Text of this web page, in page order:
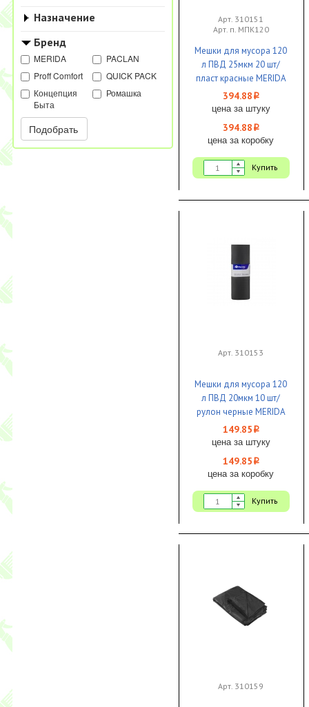
Назначение
Бренд
MERIDA
PACLAN
Proff Comfort
QUICK PACK
Концепция
Быта
Ромашка
Подобрать
Арт. 310151
Арт. п. МПК120
Мешки для мусора 120
л ПВД 25мкм 20 шт/
пласт красные MERIDA
ПРЕМИУМ 1/1
394.88 i
цена за штуку
394.88 i
цена за коробку
Купить
Арт. 310153
Мешки для мусора 120
л ПВД 20мкм 10 шт/
рулон черные MERIDA
СТАНДАРТ 1/30
149.85 i
цена за штуку
149.85 i
цена за коробку
Купить
Арт. 310159